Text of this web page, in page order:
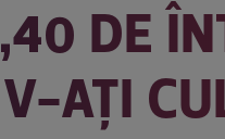
DE
AȚI